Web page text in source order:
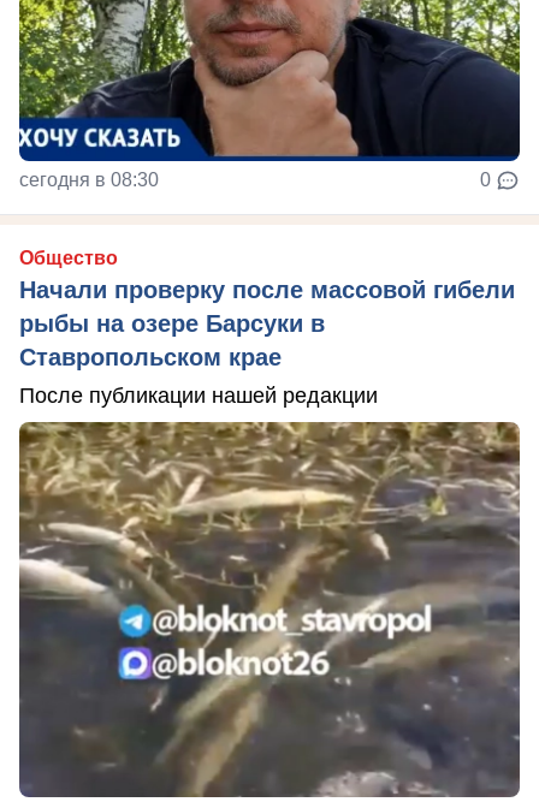
сегодня в 08:30 0
Общество
Начали проверку после массовой гибели
рыбы на озере Барсуки в
Ставропольском крае
После публикации нашей редакции